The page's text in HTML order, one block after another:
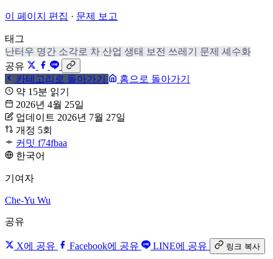
이 페이지 편집 · 문제 보고
태그
난터우 명간 소각로 차 산업 생태 보전 쓰레기 문제 셰수화
공유
카테고리로 돌아가기
홈으로 돌아가기
약 15분 읽기
2026년 4월 25일
업데이트 2026년 7월 27일
개정 5회
커밋 f74fbaa
한국어
기여자
Che-Yu Wu
공유
X에 공유 Facebook에 공유 LINE에 공유 링크 복사